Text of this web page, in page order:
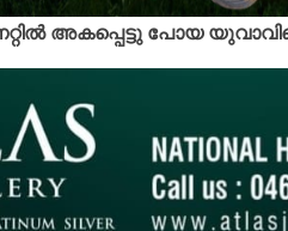
അകപ്പെട്ടു പോയ